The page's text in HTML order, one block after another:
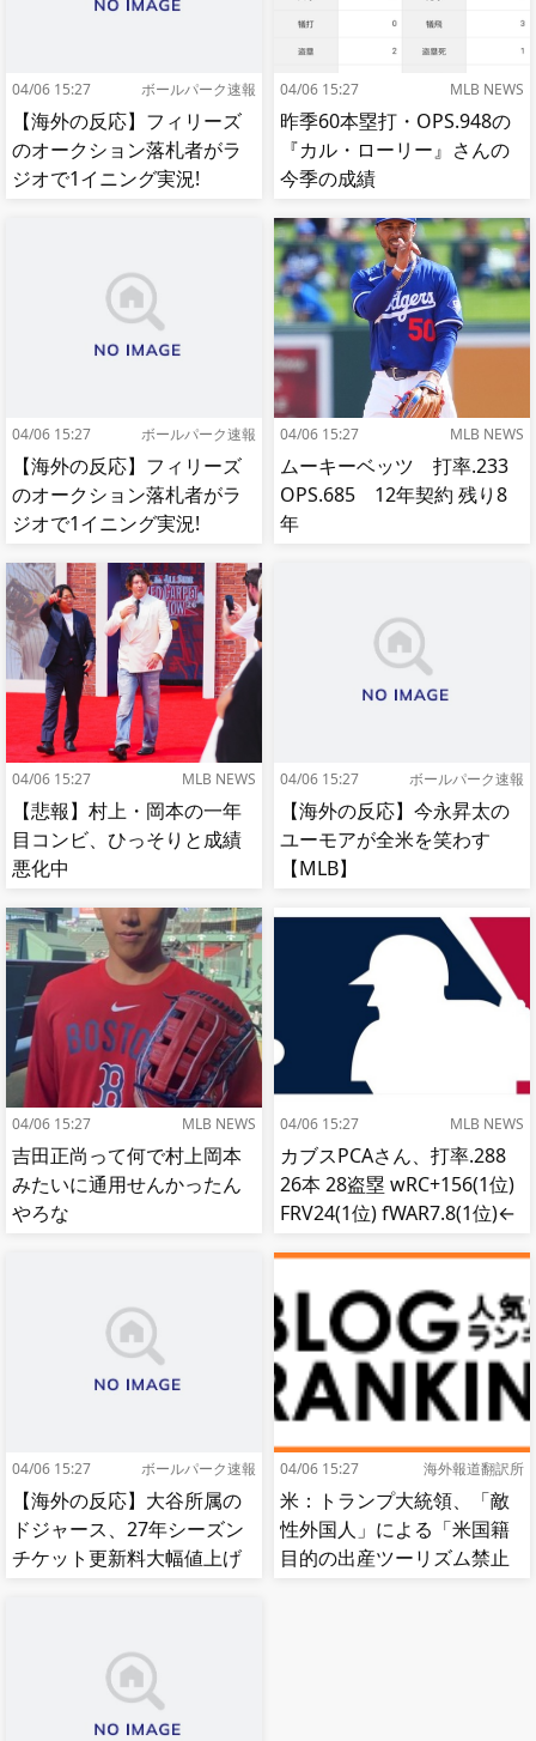
04/06 15:27 ボールパーク速報
【海外の反応】フィリーズ
のオークション落札者がラ
ジオで1イニング実況!
04/06 15:27 MLB NEWS
昨季60本塁打・OPS.948の
『カル・ローリー』さんの
今季の成績
04/06 15:27 ボールパーク速報
【海外の反応】フィリーズ
のオークション落札者がラ
ジオで1イニング実況!
04/06 15:27 MLB NEWS
ムーキーベッツ 打率.233
OPS.685 12年契約 残り8
年
04/06 15:27 MLB NEWS
【悲報】村上・岡本の一年
目コンビ、ひっそりと成績
悪化中
04/06 15:27 ボールパーク速報
【海外の反応】今永昇太の
ユーモアが全米を笑わす
【MLB】
04/06 15:27 MLB NEWS
吉田正尚って何で村上岡本
みたいに通用せんかったん
やろな
04/06 15:27 MLB NEWS
カブスPCAさん、打率.288
26本 28盗塁 wRC+156(1位)
FRV24(1位) fWAR7.8(1位)←
04/06 15:27 ボールパーク速報
【海外の反応】大谷所属の
ドジャース、27年シーズン
チケット更新料大幅値上げ
04/06 15:27 海外報道翻訳所
米：トランプ大統領、「敵
性外国人」による「米国籍
目的の出産ツーリズム禁止